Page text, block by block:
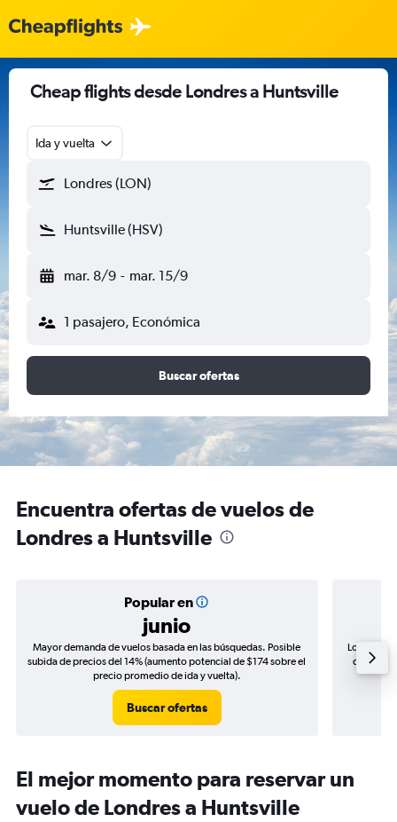
Cheap flights desde Londres a Huntsville
Ida y vuelta
Londres (LON)
Huntsville (HSV)
mar. 8/9 - mar. 15/9
1 pasajero, Económica
Buscar ofertas
Encuentra ofertas de vuelos de
Londres a Huntsville
Popular en
junio
Mayor demanda de vuelos basada en las búsquedas. Posible
subida de precios del 14% (aumento potencial de $174 sobre el
precio promedio de ida y vuelta).
Buscar ofertas
Los
de
El mejor momento para reservar un
vuelo de Londres a Huntsville